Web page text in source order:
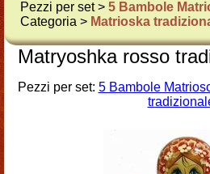
Pezzi per set > 5 Bambole
Categoria > Matrioska
Matryoshka rosso
Pezzi per set: 5 Bambole